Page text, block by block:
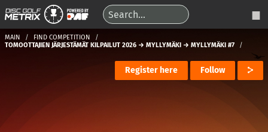
MAIN
FIND COMPETITION
TOMOOTTAJIEN JÄRJESTÄMÄT KILPAILUT 2026 → MYLLYMÄKI → MYLLYMÄKI #7
Register here Follow